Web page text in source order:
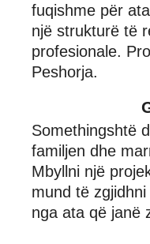
fuqishme për
një strukturë të
profesionale.
Peshorja.
Somethingshtë
familjen dhe
Mbyllni një
mund të
nga ata që janë